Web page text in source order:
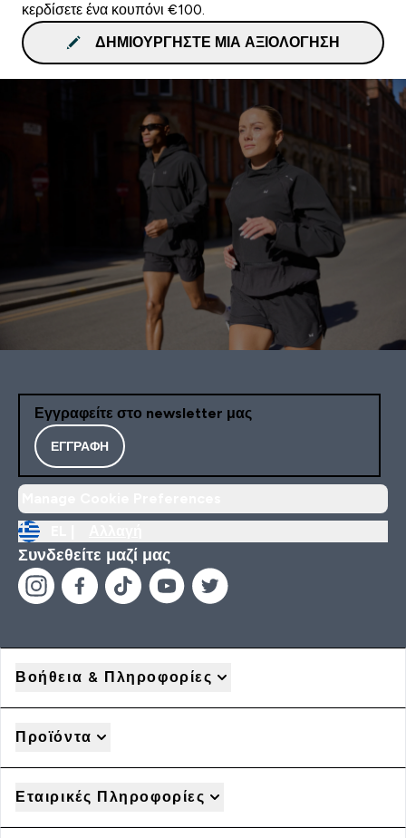
κερδίσετε ένα κουπόνι €100.
ΔΗΜΙΟΥΡΓΉΣΤΕ ΜΙΑ ΑΞΙΟΛΌΓΗΣΗ
Εγγραφείτε στο newsletter μας
ΕΓΓΡΑΦΉ
Συνδεθείτε μαζί μας
Βοήθεια & Πληροφορίες
Προϊόντα
Εταιρικές Πληροφορίες